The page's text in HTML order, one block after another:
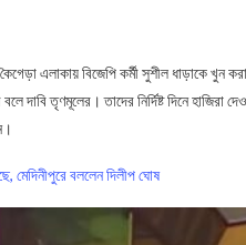
এলাকায় বিজেপি কর্মী সুশীল ধাড়াকে খুন
তৃণমূলের। তাদের নির্দিষ্ট দিনে হাজিরা
বললেন দিলীপ ঘোষ